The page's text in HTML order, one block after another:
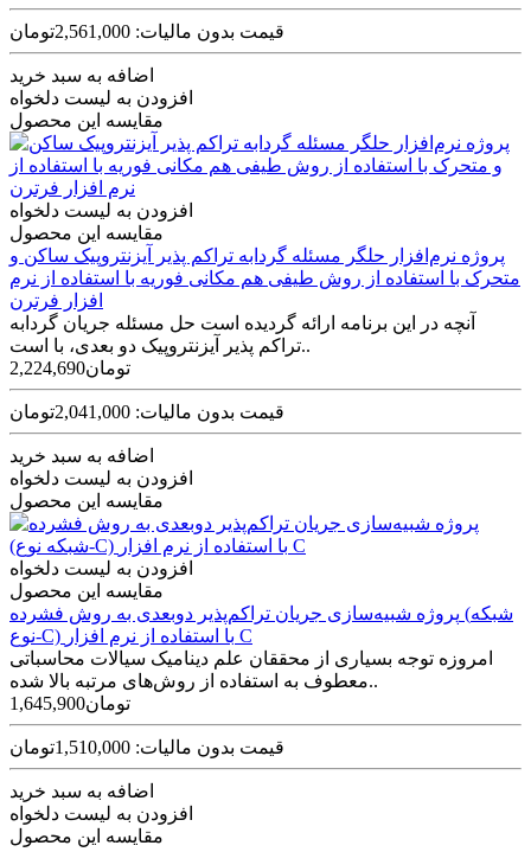
قیمت بدون مالیات: 2,561,000تومان
اضافه به سبد خرید
افزودن به لیست دلخواه
مقایسه این محصول
افزودن به لیست دلخواه
مقایسه این محصول
پروژه نرم‌افزار حلگر مسئله گردابه تراکم پذیر آیزنتروپیک ساکن و
متحرک با استفاده از روش طیفی هم مکانی فوریه با استفاده از نرم
افزار فرترن
آنچه در این برنامه ارائه گردیده است حل مسئله جریان گردابه
تراکم پذیر آیزنتروپیک دو بعدی، با است..
2,224,690تومان
قیمت بدون مالیات: 2,041,000تومان
اضافه به سبد خرید
افزودن به لیست دلخواه
مقایسه این محصول
افزودن به لیست دلخواه
مقایسه این محصول
پروژه شبیه‌سازی جریان تراکم‌پذیر دوبعدی به روش فشرده (شبکه
نوع-C) با استفاده از نرم افزار C
امروزه توجه بسیاری از محققان علم دینامیک سیالات محاسباتی
معطوف به استفاده از روش‌های مرتبه بالا شده‌..
1,645,900تومان
قیمت بدون مالیات: 1,510,000تومان
اضافه به سبد خرید
افزودن به لیست دلخواه
مقایسه این محصول